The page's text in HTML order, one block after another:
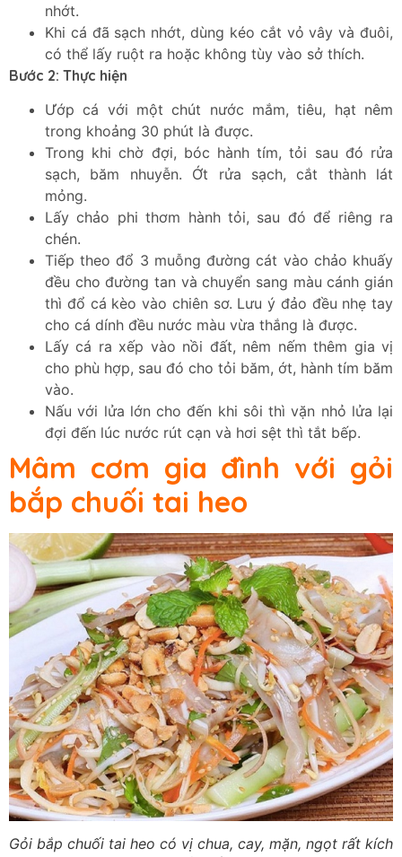
nhớt.
Khi cá đã sạch nhớt, dùng kéo cắt vỏ vây và đuôi,
có thể lấy ruột ra hoặc không tùy vào sở thích.
Bước 2: Thực hiện
Ướp cá với một chút nước mắm, tiêu, hạt nêm
trong khoảng 30 phút là được.
Trong khi chờ đợi, bóc hành tím, tỏi sau đó rửa
sạch, băm nhuyễn. Ớt rửa sạch, cắt thành lát
mỏng.
Lấy chảo phi thơm hành tỏi, sau đó để riêng ra
chén.
Tiếp theo đổ 3 muỗng đường cát vào chảo khuấy
đều cho đường tan và chuyển sang màu cánh gián
thì đổ cá kèo vào chiên sơ. Lưu ý đảo đều nhẹ tay
cho cá dính đều nước màu vừa thắng là được.
Lấy cá ra xếp vào nồi đất, nêm nếm thêm gia vị
cho phù hợp, sau đó cho tỏi băm, ớt, hành tím băm
vào.
Nấu với lửa lớn cho đến khi sôi thì vặn nhỏ lửa lại
đợi đến lúc nước rút cạn và hơi sệt thì tắt bếp.
Mâm cơm gia đình với gỏi
bắp chuối tai heo
Gỏi bắp chuối tai heo có vị chua, cay, mặn, ngọt rất kích